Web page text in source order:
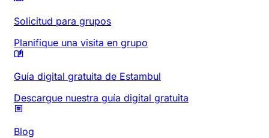
Solicitud para grupos
Planifique una visita en grupo
Guía digital gratuita de Estambul
Descargue nuestra guía digital gratuita
Blog